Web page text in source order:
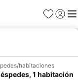
Favoritos
Iniciar
habitaciones
1 habitación